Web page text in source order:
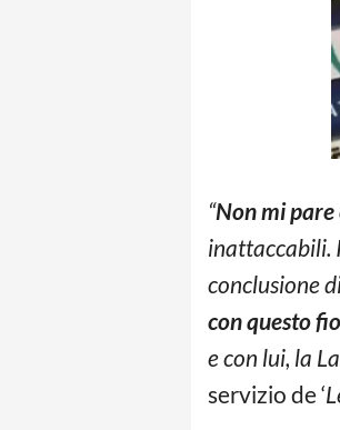
“Non mi
inattaccabili.
conclusione
con questo
e con lui, la
servizio de ‘